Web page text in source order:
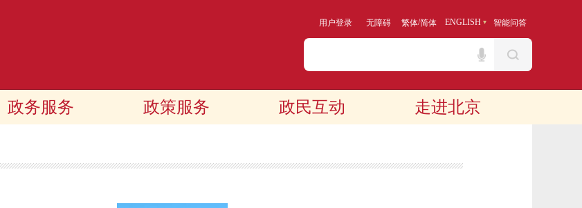
用户登录 无障碍 繁体/简体 ENGLISH 智能问答
政务服务 政策服务 政民互动 走进北京